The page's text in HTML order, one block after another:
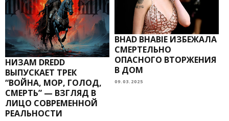
НИЗАМ DREDD
ВЫПУСКАЕТ ТРЕК
“ВОЙНА, МОР, ГОЛОД,
СМЕРТЬ” — ВЗГЛЯД В
ЛИЦО СОВРЕМЕННОЙ
РЕАЛЬНОСТИ
BHAD BHABIE ИЗБЕЖАЛА
СМЕРТЕЛЬНО
ОПАСНОГО ВТОРЖЕНИЯ
В ДОМ
09.03.2025